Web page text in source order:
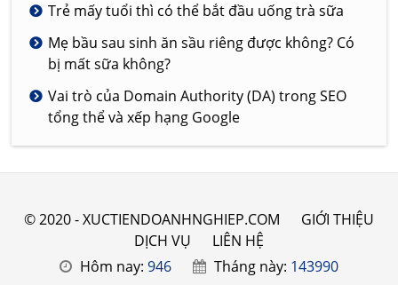
Trẻ mấy tuổi thì có thể bắt đầu uống trà sữa
Mẹ bầu sau sinh ăn sầu riêng được không? Có
bị mất sữa không?
Vai trò của Domain Authority (DA) trong SEO
tổng thể và xếp hạng Google
© 2020 - XUCTIENDOANHNGHIEP.COM
GIỚI THIỆU
DỊCH VỤ
LIÊN HỆ
Hôm nay: 946 Tháng này: 143990